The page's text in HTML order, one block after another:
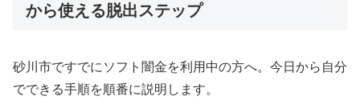
から使える脱出ステップ
砂川市ですでにソフト闇金を利用中の方へ。今日から自分
でできる手順を順番に説明します。